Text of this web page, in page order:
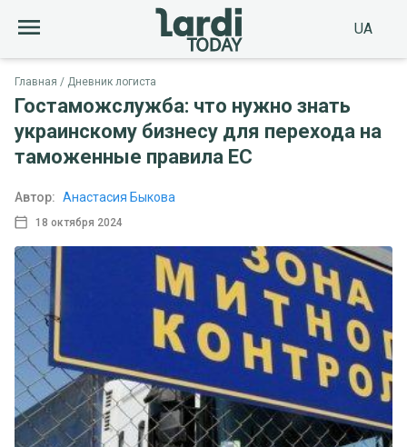
UA
Главная Дневник логиста
Гостаможслужба: что нужно знать
украинскому бизнесу для перехода на
таможенные правила ЕС
18 октября 2024
Автор: Анастасия Быкова